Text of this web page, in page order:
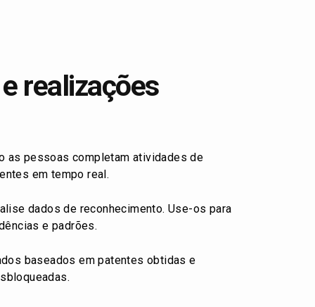
realizações
as pessoas completam atividades de
em tempo real.
dados de reconhecimento. Use-os para
e padrões.
baseados em patentes obtidas e